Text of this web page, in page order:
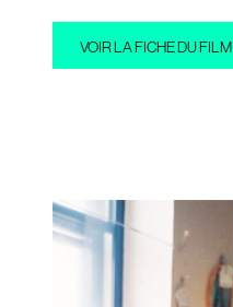
VOIR LA FICHE DU FILM